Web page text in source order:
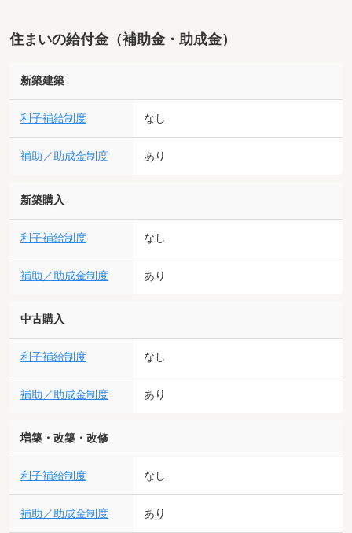
住まいの給付金（補助金・助成金）
新築建築
利子補給制度 なし
補助／助成金制度 あり
新築購入
利子補給制度 なし
補助／助成金制度 あり
中古購入
利子補給制度 なし
補助／助成金制度 あり
増築・改築・改修
利子補給制度 なし
補助／助成金制度 あり